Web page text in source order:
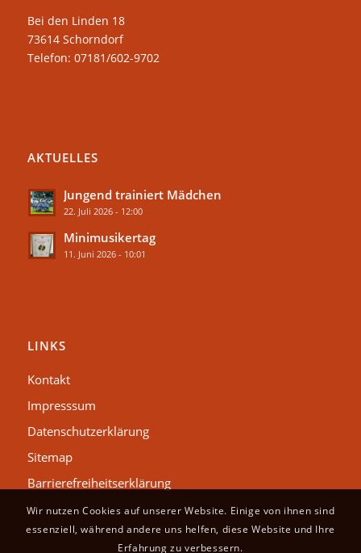
Bei den Linden 18
73614 Schorndorf
Telefon: 07181/602-9702
AKTUELLES
Jungend trainiert Mädchen
22. Juli 2026 - 12:00
Minimusikertag
11. Juni 2026 - 10:01
LINKS
Kontakt
Impresssum
Datenschutzerklärung
Sitemap
Barrierefreiheitserklärung
Wir nutzen Cookies auf unserer Website. Einige von ihnen sind
essenziell, während andere uns helfen, diese Website und Ihre
Erfahrung zu verbessern.